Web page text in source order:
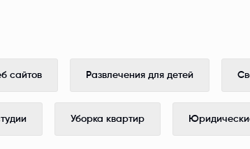
сайтов Развлечения для детей
Уборка квартир